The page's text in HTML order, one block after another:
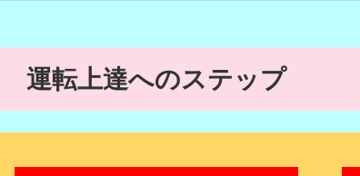
運転上達へのステップ